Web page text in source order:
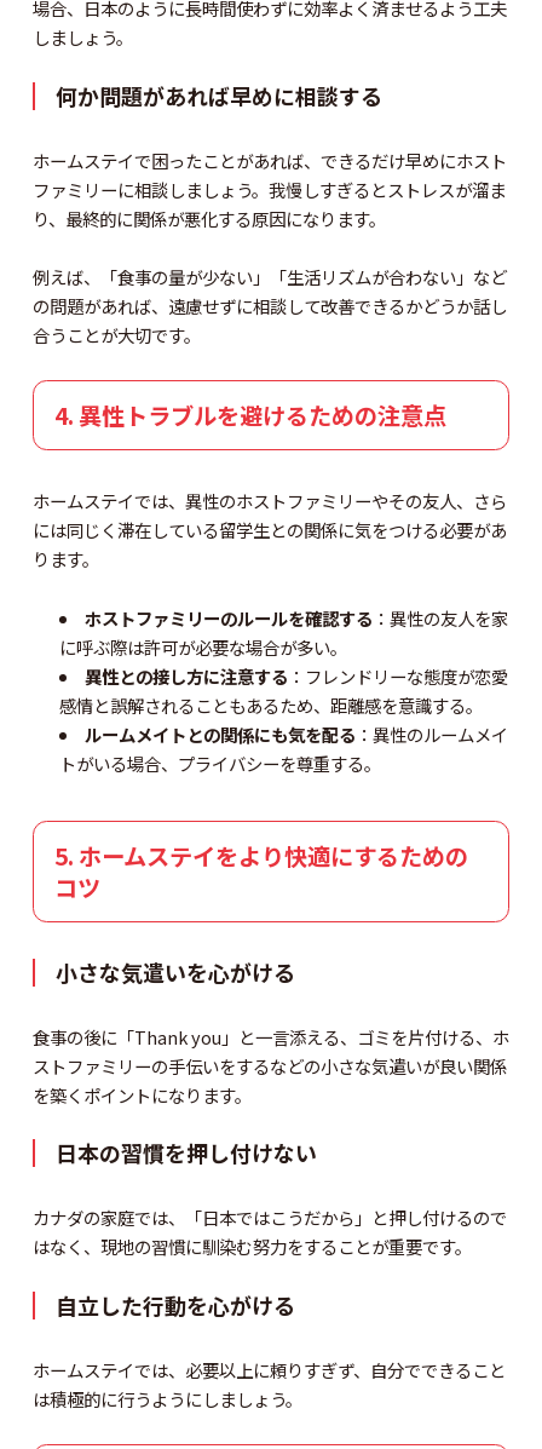
場合、日本のように長時間使わずに効率よく済ませるよう工夫
しましょう。
何か問題があれば早めに相談する
ホームステイで困ったことがあれば、できるだけ早めにホスト
ファミリーに相談しましょう。我慢しすぎるとストレスが溜ま
り、最終的に関係が悪化する原因になります。
例えば、「食事の量が少ない」「生活リズムが合わない」など
の問題があれば、遠慮せずに相談して改善できるかどうか話し
合うことが大切です。
4. 異性トラブルを避けるための注意点
ホームステイでは、異性のホストファミリーやその友人、さら
には同じく滞在している留学生との関係に気をつける必要があ
ります。
ホストファミリーのルールを確認する ：異性の友人を家
に呼ぶ際は許可が必要な場合が多い。
異性との接し方に注意する ：フレンドリーな態度が恋愛
感情と誤解されることもあるため、距離感を意識する。
ルームメイトとの関係にも気を配る ：異性のルームメイ
トがいる場合、プライバシーを尊重する。
5. ホームステイをより快適にするための
コツ
小さな気遣いを心がける
食事の後に「Thank you」と一言添える、ゴミを片付ける、ホ
ストファミリーの手伝いをするなどの小さな気遣いが良い関係
を築くポイントになります。
日本の習慣を押し付けない
カナダの家庭では、「日本ではこうだから」と押し付けるので
はなく、現地の習慣に馴染む努力をすることが重要です。
自立した行動を心がける
ホームステイでは、必要以上に頼りすぎず、自分でできること
は積極的に行うようにしましょう。